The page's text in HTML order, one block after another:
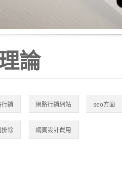
論
銷 網路行銷網站 seo方面
排除 網頁設計費用